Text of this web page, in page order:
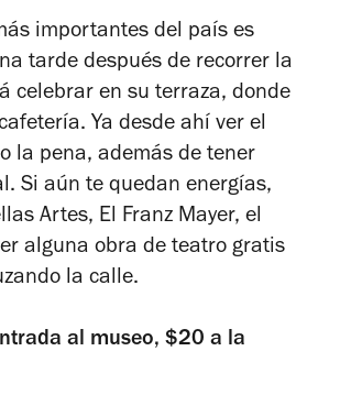
importantes del país es
tarde después de recorrer la
celebrar en su terraza, donde
Ya desde ahí ver el
la pena, además de tener
Si aún te quedan energías,
Artes, El Franz Mayer, el
alguna obra de teatro gratis
la calle.
al museo, $20 a la